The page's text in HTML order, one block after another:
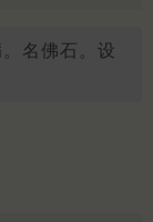
名佛石。设